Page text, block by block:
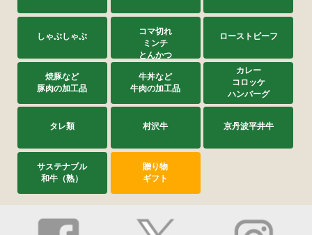
しゃぶしゃぶ
コマ切れ
ミンチ
とんかつ
ローストビーフ
焼豚など
豚肉の加工品
牛丼など
牛肉の加工品
カレー
コロッケ
ハンバーグ
タレ類 村沢牛 京丹波平井牛
サステナブル
和牛（熟）
贈り物
ギフト